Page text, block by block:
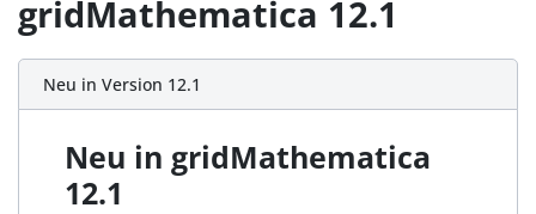
gridMathematica 12.1
Neu in Version 12.1
Neu in gridMathematica
12.1